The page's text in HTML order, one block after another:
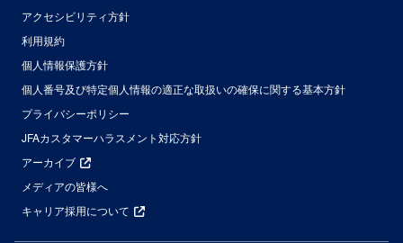
アクセシビリティ方針
利用規約
個人情報保護方針
個人番号及び特定個人情報の適正な取扱いの確保に関する基本方針
プライバシーポリシー
JFAカスタマーハラスメント対応方針
アーカイブ
メディアの皆様へ
キャリア採用について